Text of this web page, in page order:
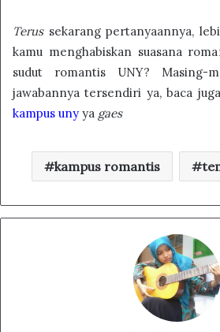
Terussekarang pertanyaannya,
kamu menghabiskan suasana
sudut romantis UNY? Masing-
jawabannya tersendiri ya, baca juga
kampus uny ya gaes
kampus romantis